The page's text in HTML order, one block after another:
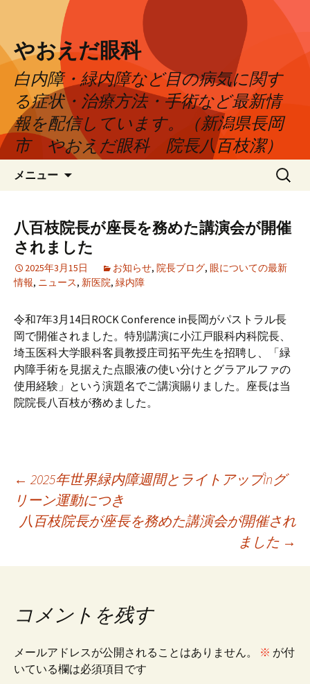
やおえだ眼科
白内障・緑内障など目の病気に関す
る症状・治療方法・手術など最新情
報を配信しています。（新潟県長岡
市 やおえだ眼科 院長八百枝潔）
メニュー
ン
ツ
へ
ス
キ
プ
検
索:
八百枝院長が座長を務めた講演会が開催
されました
2025年3月15日 お知らせ, 院長ブログ, 眼についての最新
情報, ニュース, 新医院, 緑内障
令和7年3月14日ROCK Conference in長岡がパストラル長
岡で開催されました。特別講演に小江戸眼科内科院長、
埼玉医科大学眼科客員教授庄司拓平先生を招聘し、「緑
内障手術を見据えた点眼液の使い分けとグラアルファの
使用経験」という演題名でご講演賜りました。座長は当
院院長八百枝が務めました。
投
稿
ナ
ビ
ゲ
← 2025年世界緑内障週間とライトアップinグ
リーン運動につき
八百枝院長が座長を務めた講演会が開催され
ました →
コメントを残す
メールアドレスが公開されることはありません。 ※ が付
いている欄は必須項目です